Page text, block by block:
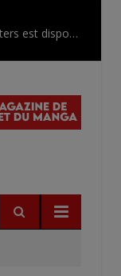
L’AnimeLand Hors-Série – Spécial Posters est disponible !